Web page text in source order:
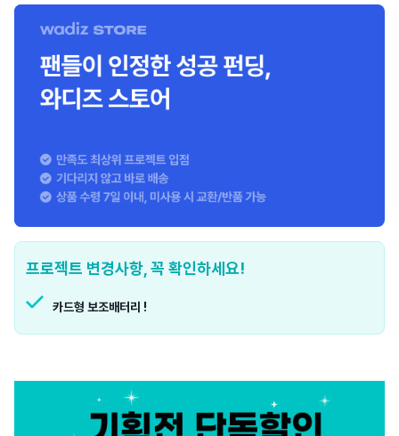
프로젝트 변경사항, 꼭 확인하세요!
카드형 보조배터리 !